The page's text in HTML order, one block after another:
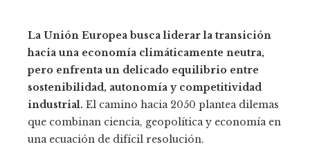
La Unión Europea busca liderar la transición
hacia una economía climáticamente neutra,
pero enfrenta un delicado equilibrio entre
sostenibilidad, autonomía y competitividad
industrial. El camino hacia 2050 plantea dilemas
que combinan ciencia, geopolítica y economía en
una ecuación de difícil resolución.